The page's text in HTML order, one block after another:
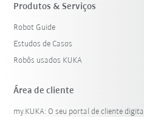
Produtos & Serviços
Robot Guide
Estudos de Casos
Robôs usados KUKA
Área de cliente
my.KUKA: O seu portal de cliente digital